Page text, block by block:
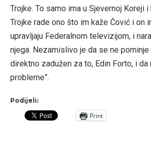
Trojke. To samo ima u Sjevernoj Koreji
Trojke rade ono što im kaže Čović i on
upravljaju Federalnom televizijom, i
njega. Nezamislivo je da se ne
direktno zadužen za to, Edin Forto, i da
probleme”.
Podijeli:
Print